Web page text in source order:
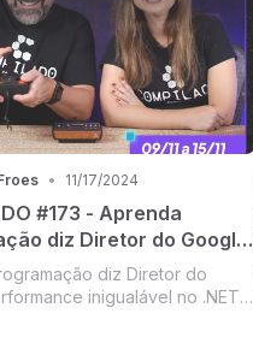
• 11/17/2024
#173 - Aprenda
diz Diretor do Google;
inigualável no .NET 9;
IDEs; C++ 26
diz Diretor do
inigualável no .NET